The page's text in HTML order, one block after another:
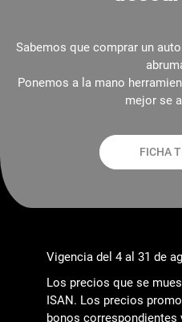
Sabemos que comprar un
Ponemos a la mano
mejor se
FICHA
Vigencia del 4 al 31 de
Los precios que se
ISAN. Los precios
bonos correspondientes